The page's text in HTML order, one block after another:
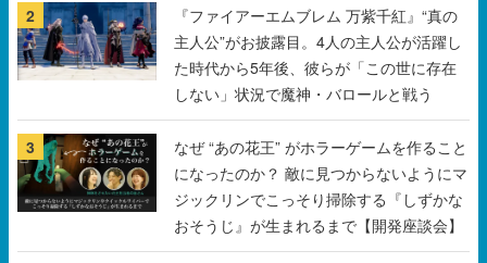
しない」状況で魔神・バロールと戦う
3
なぜ “あの花王” がホラーゲームを作ること
になったのか？ 敵に見つからないようにマ
ジックリンでこっそり掃除する『しずかな
おそうじ』が生まれるまで【開発座談会】
4
パペットスンスンの郵便局限定グッズが登
場。お手紙を持ったスンスンのマスコット
や、スンスンがプリントされたレターセッ